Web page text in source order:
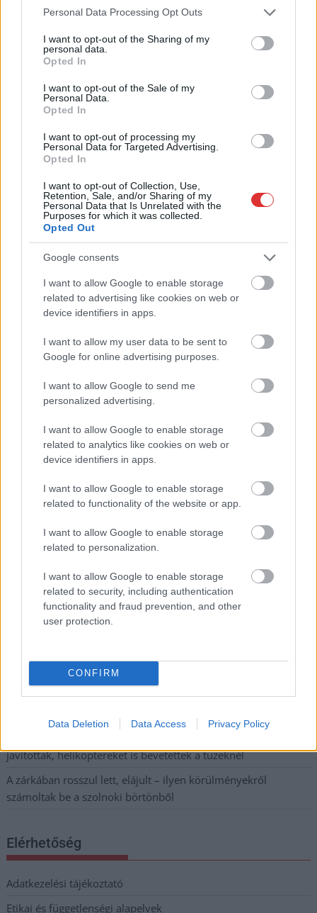
Please note that this website/app uses one or more Google
not limited to your visit or usage behaviour. You may click to
grant or deny consent to Google and its third-party tags to
use your data for below specified purposes in below Google
consent section.
Personal Data Processing Opt Outs
I want to opt-out of the Sharing of my
personal data.
Opted In
I want to opt-out of the Sale of my
Personal Data.
Opted In
I want to opt-out of processing my
Personal Data for Targeted Advertising.
Opted In
I want to opt-out of Collection, Use,
Retention, Sale, and/or Sharing of my
Personal Data that Is Unrelated with the
Purposes for which it was collected.
Opted Out
Google consents
I want to allow Google to enable storage
related to advertising like cookies on web or
device identifiers in apps.
I want to allow my user data to be sent to
Google for online advertising purposes.
I want to allow Google to send me
personalized advertising.
I want to allow Google to enable storage
related to analytics like cookies on web or
device identifiers in apps.
I want to allow Google to enable storage
related to functionality of the website or app.
I want to allow Google to enable storage
related to personalization.
I want to allow Google to enable storage
related to security, including authentication
functionality and fraud prevention, and other
user protection.
CONFIRM
Data Deletion Data Access Privacy Policy
büntetőügyében, vesztegetés miatt 3 év letöltendőt kaphat és
Problémák egész Jász-Nagykun-Szolnok megyében: egyre
több otthoni kútból fogy ki a víz
Szolnokon egy kulcsfontosságú körforgalmat részlegesen
lezárnak a napokban, a közlekedés az átlagost is meghaladó
Elromlott a biztosítóberendezés a ceglédi vasútvonalon,
kimaradás is előfordult
Ön szerint hogy készül a hamisítatlan szolnoki habos isler?
Országos ellenőrzés indult a hazai akkumulátoripari
üzemekben
Az idei év leglassabb növekedését hozta a június a
kiskereskedelemben
Györfi Mihály több tucat vállalkozással egyeztetett a
kerékpárgyár dolgozóinak megsegítéséről
41 fok fölé forrósodott az ország, Szolnokon pedig egy másik
rekord is megdőlt
Egy telefonhívást akart, végül rendőrök vitték el a mezőtúri
A Tisza kormány minisztere újabb nagy változásokról döntött
a közoktatásban – például az iskolaigazgatók visszakapják
Sok volt az igazolatlan hiányzás, Pócs János fizetéslevonást
A Szolnok megyei gazdák nagyon nem akarták a JÉGER
Csendélet 5.0: alig balesetveszélyes lépcső és remek
állapotban levő buszmegálló mutatja, hogy Szolnok mennyire
élhető város
Napokon belül megválasztja az új köztársasági elnököt az
Országgyűlés
javítottak, helikoptereket is bevetettek a tüzeknél
A zárkában rosszul lett, elájult – ilyen körülményekről
számoltak be a szolnoki börtönből
Elérhetőség
Adatkezelési tájékoztató
Etikai és függetlenségi alapelvek